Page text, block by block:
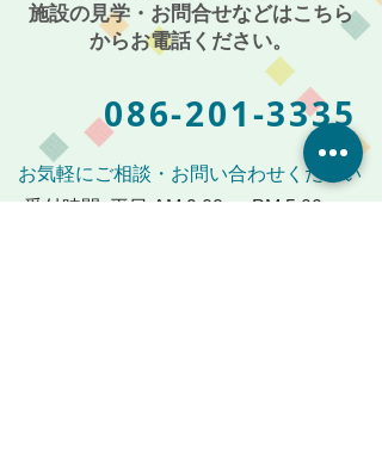
施設の見学・お問合せなどはこちら
からお電話ください。
086-201-3335
お気軽にご相談・お問い合わせください
受付時間: 平日 AM 9:00 〜 PM 5:00